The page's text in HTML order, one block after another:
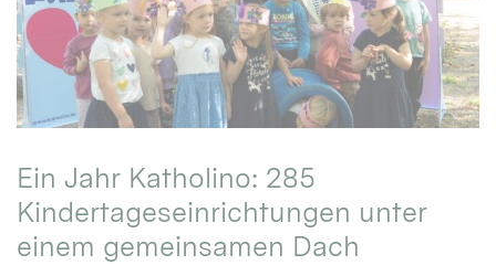
Ein Jahr Katholino: 285
Kindertageseinrichtungen unter
einem gemeinsamen Dach